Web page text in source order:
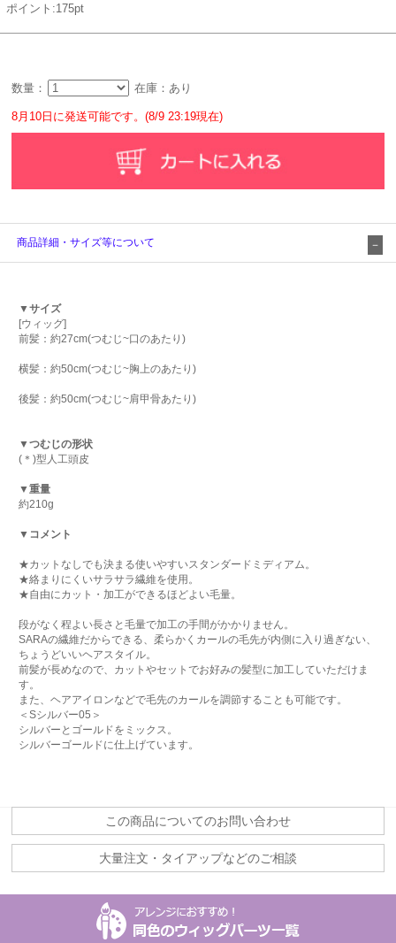
ポイント:175pt
数量： 在庫：あり
8月10日に発送可能です。(8/9 23:19現在)
商品詳細・サイズ等について
▼サイズ
[ウィッグ]
前髪：約27cm(つむじ~口のあたり)
横髪：約50cm(つむじ~胸上のあたり)
後髪：約50cm(つむじ~肩甲骨あたり)
▼つむじの形状
(＊)型人工頭皮
▼重量
約210g
▼コメント
★カットなしでも決まる使いやすいスタンダードミディアム。
★絡まりにくいサラサラ繊維を使用。
★自由にカット・加工ができるほどよい毛量。
段がなく程よい長さと毛量で加工の手間がかかりません。
SARAの繊維だからできる、柔らかくカールの毛先が内側に入り過ぎない、
ちょうどいいヘアスタイル。
前髪が長めなので、カットやセットでお好みの髪型に加工していただけま
す。
また、ヘアアイロンなどで毛先のカールを調節することも可能です。
＜Sシルバー05＞
シルバーとゴールドをミックス。
シルバーゴールドに仕上げています。
この商品についてのお問い合わせ
大量注文・タイアップなどのご相談